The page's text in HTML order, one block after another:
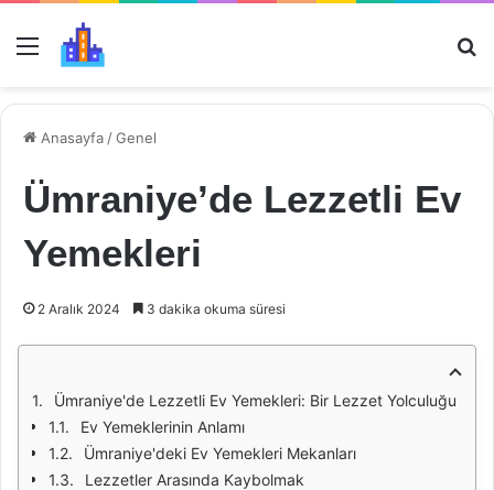
Menü
Anasayfa /Genel
Ümraniye’de Lezzetli Ev
Yemekleri
2 Aralık 2024 3 dakika okuma süresi
Ümraniye'de Lezzetli Ev Yemekleri: Bir Lezzet Yolculuğu
Ev Yemeklerinin Anlamı
Ümraniye'deki Ev Yemekleri Mekanları
Lezzetler Arasında Kaybolmak